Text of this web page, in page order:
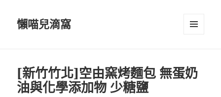
懶喵兒滴窩
[新竹竹北]空由窯烤麵包 無蛋奶
油與化學添加物 少糖鹽